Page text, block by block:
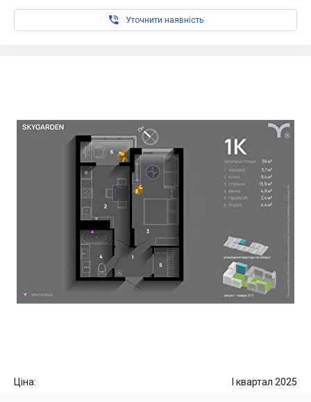
 Уточнити наявність
Ціна: I квартал 2025